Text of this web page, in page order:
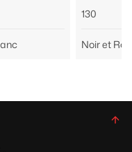
130
Noir et